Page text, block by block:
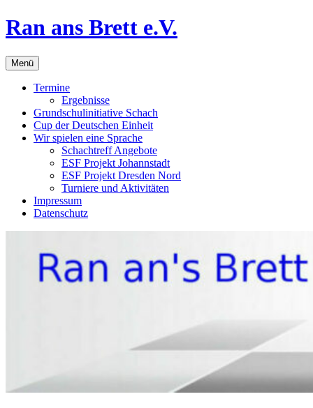
Zum
Inhalt
Ran ans Brett e.V.
Menü
Termine
Ergebnisse
Grundschulinitiative Schach
Cup der Deutschen Einheit
Wir spielen eine Sprache
Schachtreff Angebote
ESF Projekt Johannstadt
ESF Projekt Dresden Nord
Turniere und Aktivitäten
Impressum
Datenschutz